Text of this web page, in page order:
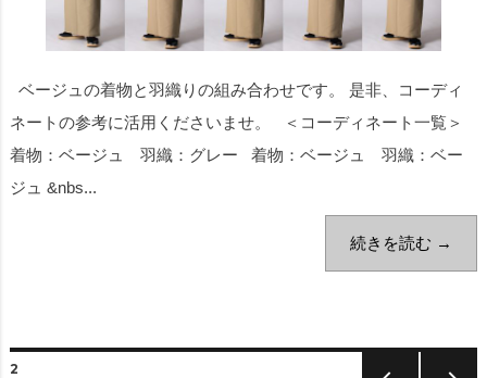
ベージュの着物と羽織りの組み合わせです。 是非、コーディ
ネートの参考に活用くださいませ。 ＜コーディネート一覧＞
着物：ベージュ 羽織：グレー 着物：ベージュ 羽織：ベー
ジュ &nbs...
続きを読む →
2